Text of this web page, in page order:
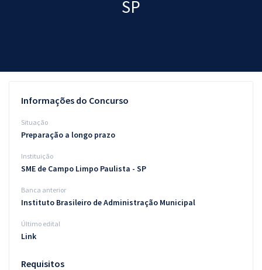
Questões grátis
Blog
Aprovados
Atendimento
SP
Informações do Concurso
Situação
Preparação a longo prazo
Instituição
SME de Campo Limpo Paulista - SP
Banca anterior
Instituto Brasileiro de Administração Municipal
Último edital
Link
Requisitos